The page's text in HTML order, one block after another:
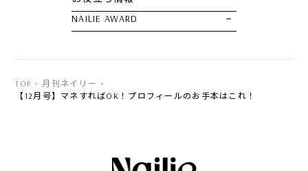
NAILIE AWARD
TOP
月刊ネイリー
【12月号】マネすればOK！プロフィールのお手本はこれ！